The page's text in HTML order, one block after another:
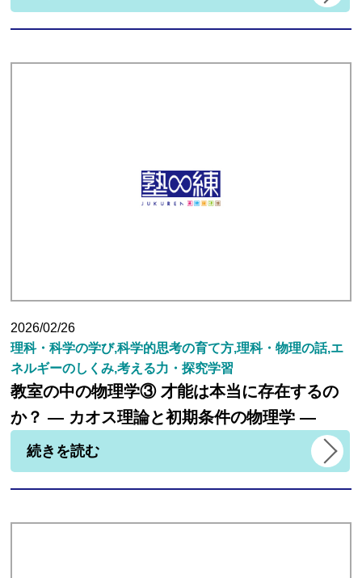
塾長ブログ
2026/02/26
理科・科学の学び,科学的思考の育て方,理科・物理の話,エ
ネルギーのしくみ,考える力・探究学習
教室の中の物理学③ 才能は本当に存在するの
か？ ― カオス理論と初期条件の物理学 ―
続きを読む